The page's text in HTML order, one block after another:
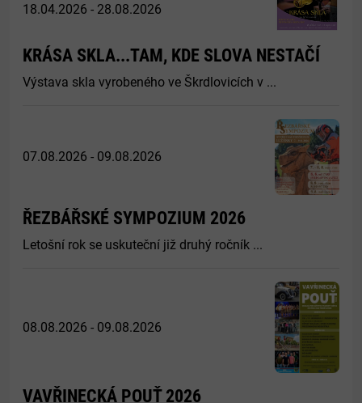
18.04.2026 - 28.08.2026
KRÁSA SKLA...TAM, KDE SLOVA NESTAČÍ
Výstava skla vyrobeného ve Škrdlovicích v ...
07.08.2026 - 09.08.2026
ŘEZBÁŘSKÉ SYMPOZIUM 2026
Letošní rok se uskuteční již druhý ročník ...
08.08.2026 - 09.08.2026
VAVŘINECKÁ POUŤ 2026